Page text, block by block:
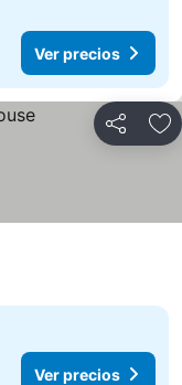
Ver precios
Compartir
Ver precios